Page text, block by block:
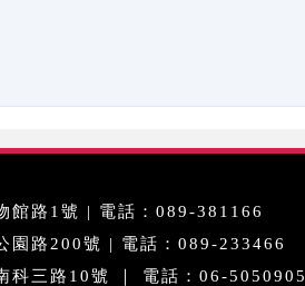
館路1號 | 電話：089-381166
園路200號 | 電話：089-233466
科三路10號 ｜ 電話：06-5050905